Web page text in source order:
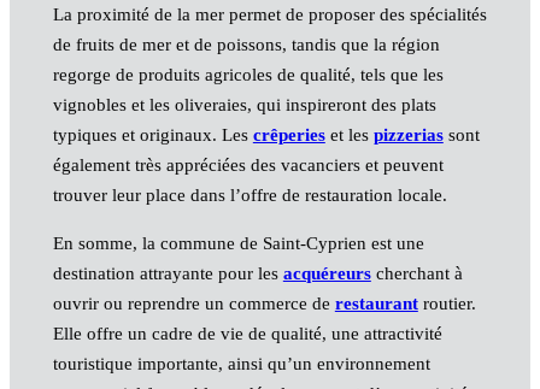
La proximité de la mer permet de proposer des spécialités
de fruits de mer et de poissons, tandis que la région
regorge de produits agricoles de qualité, tels que les
vignobles et les oliveraies, qui inspireront des plats
typiques et originaux. Les crêperieset les pizzeriassont
également très appréciées des vacanciers et peuvent
trouver leur place dans l’offre de restauration locale.
En somme, la commune de Saint-Cyprien est une
destination attrayante pour les acquéreurscherchant à
ouvrir ou reprendre un commerce de restaurantroutier.
Elle offre un cadre de vie de qualité, une attractivité
touristique importante, ainsi qu’un environnement